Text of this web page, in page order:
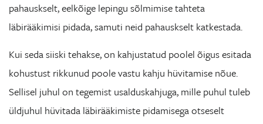
pahauskselt, eelkõige lepingu sõlmimise tahteta
läbirääkimisi pidada, samuti neid pahauskselt katkestada.
Kui seda siiski tehakse, on kahjustatud poolel õigus esitada
kohustust rikkunud poole vastu kahju hüvitamise nõue.
Sellisel juhul on tegemist usalduskahjuga, mille puhul tuleb
üldjuhul hüvitada läbirääkimiste pidamisega otseselt